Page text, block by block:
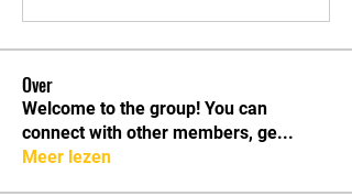
Over
Welcome to the group! You can
connect with other members, ge...
Meer lezen